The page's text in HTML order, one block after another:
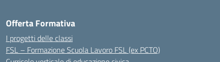
Offerta Formativa
I progetti delle classi
FSL – Formazione Scuola Lavoro FSL (ex PCTO)